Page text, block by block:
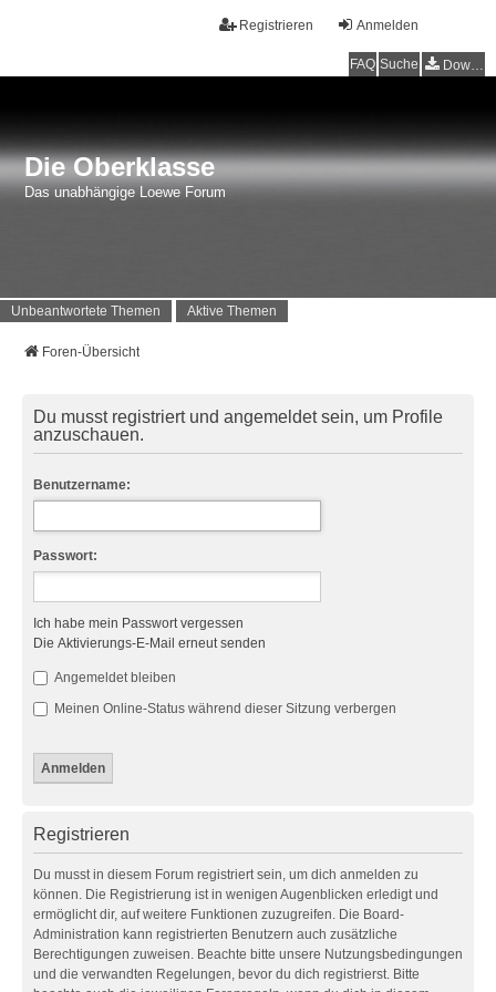
Anmelden
Registrieren
FAQ Suche Downloads
Die Oberklasse
Das unabhängige Loewe Forum
Unbeantwortete Themen Aktive Themen
Foren-Übersicht
Du musst registriert und angemeldet sein, um Profile
anzuschauen.
Benutzername:
Passwort:
Ich habe mein Passwort vergessen
Die Aktivierungs-E-Mail erneut senden
Angemeldet bleiben
Meinen Online-Status während dieser Sitzung verbergen
Registrieren
Du musst in diesem Forum registriert sein, um dich anmelden zu
können. Die Registrierung ist in wenigen Augenblicken erledigt und
ermöglicht dir, auf weitere Funktionen zuzugreifen. Die Board-
Administration kann registrierten Benutzern auch zusätzliche
Berechtigungen zuweisen. Beachte bitte unsere Nutzungsbedingungen
und die verwandten Regelungen, bevor du dich registrierst. Bitte